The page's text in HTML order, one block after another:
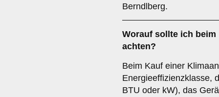
Berndlberg.
Worauf sollte ich
achten?
Beim Kauf einer
Energieeffizienzklasse,
BTU oder kW), das